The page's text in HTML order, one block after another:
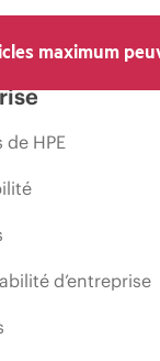
maximum
HPE
d’entreprise